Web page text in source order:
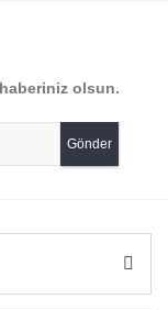
olsun.
Gönder